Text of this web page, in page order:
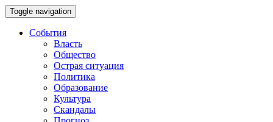
Toggle navigation
События
Власть
Общество
Острая ситуация
Политика
Образование
Культура
Скандалы